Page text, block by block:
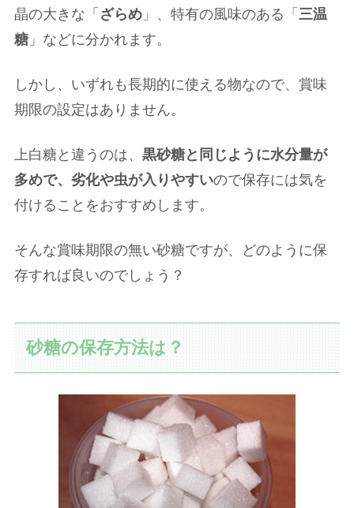
晶の大きな「 ざらめ 」、特有の風味のある「 三温
糖 」などに分かれます。
しかし、いずれも長期的に使える物なので、賞味
期限の設定はありません。
上白糖と違うのは、 黒砂糖と同じように水分量が
多めで、劣化や虫が入りやすいので保存には気を
付けることをおすすめします。
そんな賞味期限の無い砂糖ですが、どのように保
存すれば良いのでしょう？
砂糖の保存方法は？